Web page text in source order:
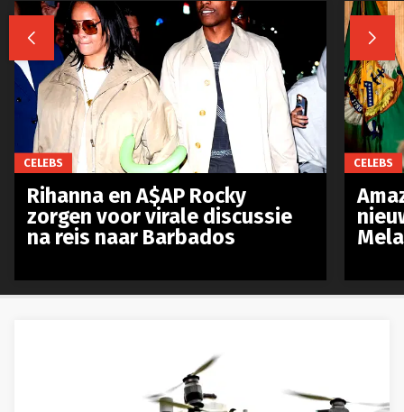
 
CELEBS
Rihanna en A$AP Rocky
zorgen voor virale discussie
na reis naar Barbados
CELEBS